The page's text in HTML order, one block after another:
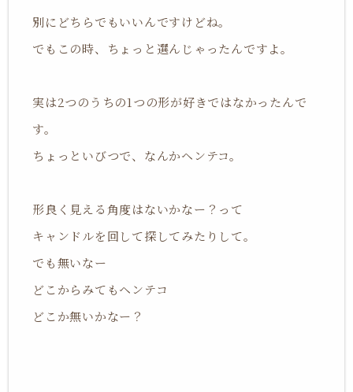
別にどちらでもいいんですけどね。
でもこの時、ちょっと選んじゃったんですよ。
実は2つのうちの1つの形が好きではなかったんで
す。
ちょっといびつで、なんかヘンテコ。
形良く見える角度はないかなー？って
キャンドルを回して探してみたりして。
でも無いなー
どこからみてもヘンテコ
どこか無いかなー？